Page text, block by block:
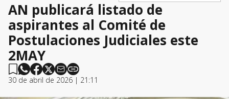
AN publicará listado de
aspirantes al Comité de
Postulaciones Judiciales este
2MAY
30 de abril de 2026 | 21:11